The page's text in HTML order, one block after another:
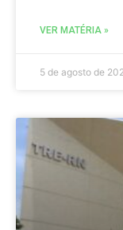
VER MATÉRIA »
5 de agosto de